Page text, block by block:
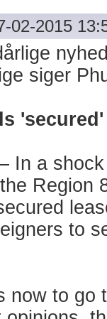
02-2015
siger
In a
Region
to
now to go